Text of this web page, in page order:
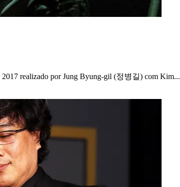
realizado por Jung Byung-gil (정병길) com Kim...